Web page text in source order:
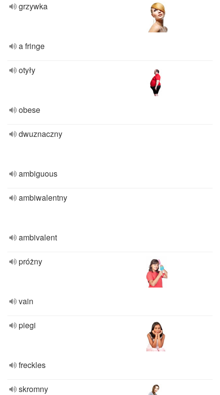
grzywka
a fringe
otyły
obese
dwuznaczny
ambiguous
ambiwalentny
ambivalent
próżny
vain
piegi
freckles
skromny